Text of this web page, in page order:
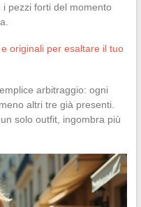
pezzi forti del momento
originali per esaltare il tuo
arbitraggio: ogni
altri tre già presenti.
solo outfit, ingombra più